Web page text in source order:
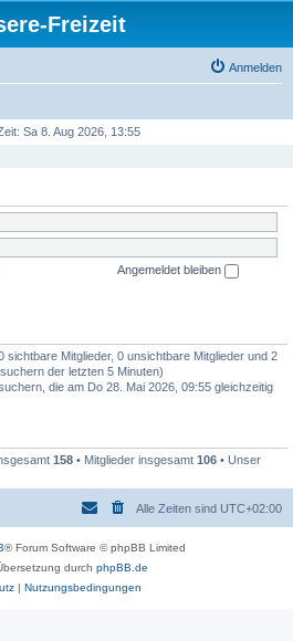
Freizeit
Anmelden
Sa 8. Aug 2026, 13:55
Angemeldet bleiben
sichtbare Mitglieder, 0 unsichtbare Mitglieder und 2
der letzten 5 Minuten)
die am Do 28. Mai 2026, 09:55 gleichzeitig
158 • Mitglieder insgesamt 106 • Unser
Alle Zeiten sind UTC+02:00
® Forum Software © phpBB Limited
durch phpBB.de
| Nutzungsbedingungen